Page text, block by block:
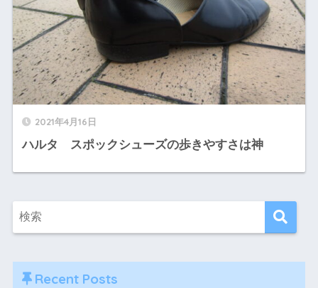
2021年4月16日
ハルタ スポックシューズの歩きやすさは神
Recent Posts